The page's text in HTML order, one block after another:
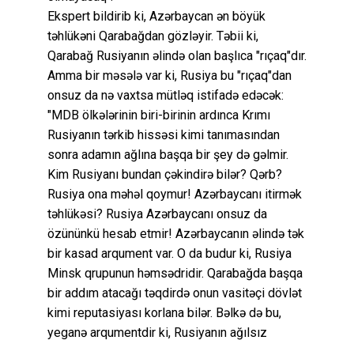
Ekspert bildirib ki, Azərbaycan ən böyük
təhlükəni Qarabağdan gözləyir. Təbii ki,
Qarabağ Rusiyanın əlində olan başlıca "rıçaq"dır.
Amma bir məsələ var ki, Rusiya bu "rıçaq"dan
onsuz da nə vaxtsa mütləq istifadə edəcək:
"MDB ölkələrinin biri-birinin ardınca Krımı
Rusiyanın tərkib hissəsi kimi tanımasından
sonra adamın ağlına başqa bir şey də gəlmir.
Kim Rusiyanı bundan çəkindirə bilər? Qərb?
Rusiya ona məhəl qoymur! Azərbaycanı itirmək
təhlükəsi? Rusiya Azərbaycanı onsuz da
özününkü hesab etmir! Azərbaycanın əlində tək
bir kasad arqument var. O da budur ki, Rusiya
Minsk qrupunun həmsədridir. Qarabağda başqa
bir addım atacağı təqdirdə onun vasitəçi dövlət
kimi reputasiyası korlana bilər. Bəlkə də bu,
yeganə arqumentdir ki, Rusiyanın ağılsız